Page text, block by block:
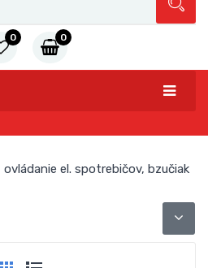
0 0
ovládanie el. spotrebičov, bzučiak